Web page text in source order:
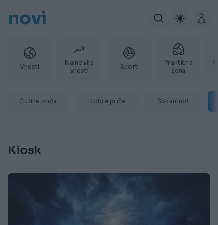
novi
Vijesti
Najnovije
vijesti
Sport
Praktična
žena
Čudne priče Dobre priče Šokantno!
Kiosk